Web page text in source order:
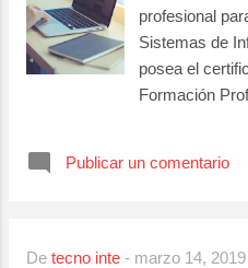
Comunidad
Salario
profesional
Sistemas de
posea el
Formación
Publicar un comentario
De tecno inte - marzo 14, 2019